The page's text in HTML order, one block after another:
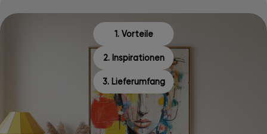
1. Vorteile
2. Inspirationen
3. Lieferumfang